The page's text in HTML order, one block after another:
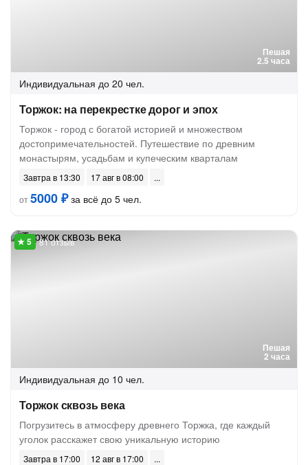
Пешая
2.5 часа
Индивидуальная до 20 чел.
Торжок: на перекрестке дорог и эпох
Торжок - город с богатой историей и множеством
достопримечательностей. Путешествие по древним
монастырям, усадьбам и купеческим кварталам
Завтра в 13:30
17 авг в 08:00
от5000 ₽за всё до 5 чел.
Пешая
2 часа
81 отзыв
Индивидуальная до 10 чел.
Торжок сквозь века
Погрузитесь в атмосферу древнего Торжка, где каждый
уголок расскажет свою уникальную историю
Завтра в 17:00
12 авг в 17:00